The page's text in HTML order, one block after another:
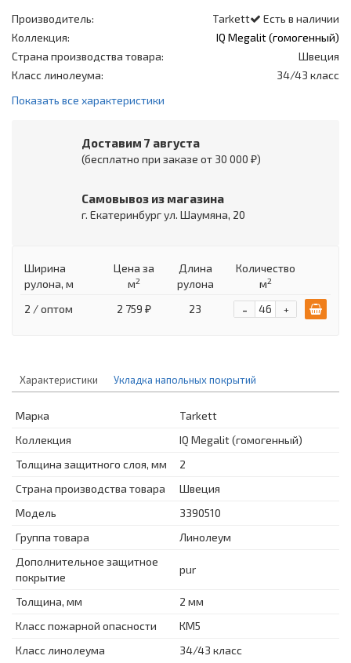
Есть в наличии
Производитель:
Tarkett
Коллекция:
IQ Megalit (гомогенный)
Страна производства товара:
Швеция
Класс линолеума:
34/43 класс
Показать все характеристики
Доставим 7 августа
(бесплатно при заказе от 30 000 ₽)
Самовывоз из магазина
г. Екатеринбург ул. Шаумяна, 20
Ширина
рулона, м
Цена за
м2
Длина
рулона
Количество
м2
2 / оптом 2 759 ₽ 23 +
-
Характеристики Укладка напольных покрытий
Марка
Tarkett
Коллекция
IQ Megalit (гомогенный)
Толщина защитного слоя, мм
2
Страна производства товара
Швеция
Модель
3390510
Группа товара
Линолеум
Дополнительное защитное
покрытие
pur
Толщина, мм
2 мм
Класс пожарной опасности
КМ5
Класс линолеума
34/43 класс